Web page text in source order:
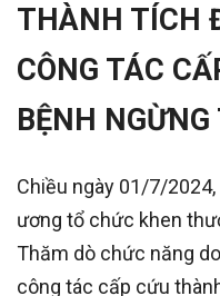
THÀNH TÍCH
CÔNG TÁC
BỆNH
Chiều ngày 01/7/
ương tổ chức khen
Thăm dò chức năng
công tác cấp cứu